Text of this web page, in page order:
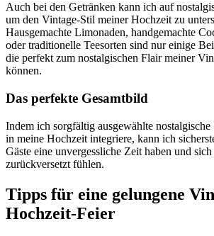
Auch bei den Getränken kann ich auf
um den Vintage-Stil meiner Hochzeit zu
Hausgemachte Limonaden, handgemachte
oder traditionelle Teesorten sind nur einige
die perfekt zum nostalgischen Flair meiner
können.
Das perfekte Gesamtbild
Indem ich sorgfältig ausgewählte nostalgische
in meine Hochzeit integriere, kann ich
Gäste eine unvergessliche Zeit haben und
zurückversetzt fühlen.
Tipps für eine gelungene
Hochzeit-Feier